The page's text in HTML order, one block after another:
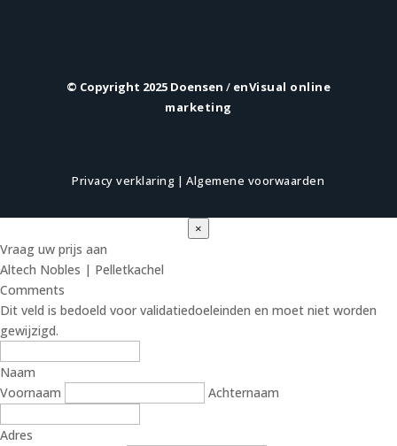
© Copyright 2025 Doensen / enVisual online
marketing
Privacy verklaring |Algemene voorwaarden
×
Vraag uw prijs aan
Altech Nobles | Pelletkachel
Comments
Dit veld is bedoeld voor validatiedoeleinden en moet niet worden
gewijzigd.
Naam
Voornaam
Achternaam
Adres